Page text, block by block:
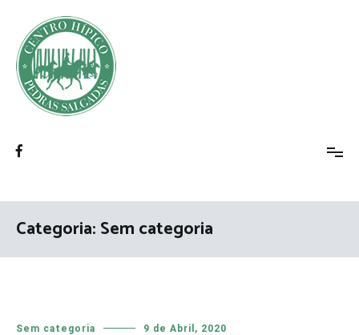
conteúdo
Categoria:Sem categoria
Sem categoria 9 de Abril, 2020